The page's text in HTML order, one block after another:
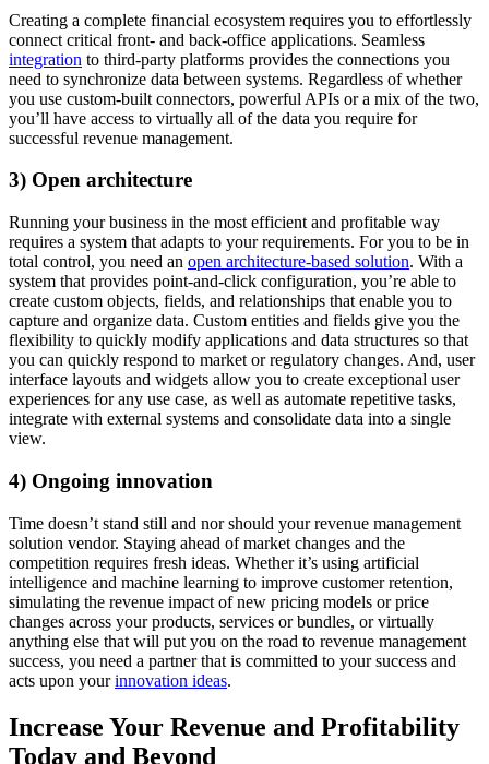
Creating a complete financial ecosystem requires you to effortlessly
connect critical front- and back-office applications. Seamless
integration to third-party platforms provides the connections you
need to synchronize data between systems. Regardless of whether
you use custom-built connectors, powerful APIs or a mix of the two,
you’ll have access to virtually all of the data you require for
successful revenue management.
3) Open architecture
Running your business in the most efficient and profitable way
requires a system that adapts to your requirements. For you to be in
total control, you need an open architecture-based solution. With a
system that provides point-and-click configuration, you’re able to
create custom objects, fields, and relationships that enable you to
capture and organize data. Custom entities and fields give you the
flexibility to quickly modify applications and data structures so that
you can quickly respond to market or regulatory changes. And, user
interface layouts and widgets allow you to create exceptional user
experiences for any use case, as well as automate repetitive tasks,
integrate with external systems and consolidate data into a single
view.
4) Ongoing innovation
Time doesn’t stand still and nor should your revenue management
solution vendor. Staying ahead of market changes and the
competition requires fresh ideas. Whether it’s using artificial
intelligence and machine learning to improve customer retention,
simulating the revenue impact of new pricing models or price
changes across your products, services or bundles, or virtually
anything else that will put you on the road to revenue management
success, you need a partner that is committed to your success and
acts upon yourinnovation ideas.
Increase Your Revenue and Profitability
Today and Beyond